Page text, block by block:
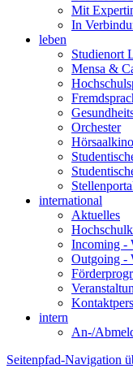
Mit
In
leben
Studienort
Mensa &
Orchester
Hörsaalkino
international
Aktuelles
Incoming -
Outgoing -
intern
An-/
Seitenpfad-Navigation